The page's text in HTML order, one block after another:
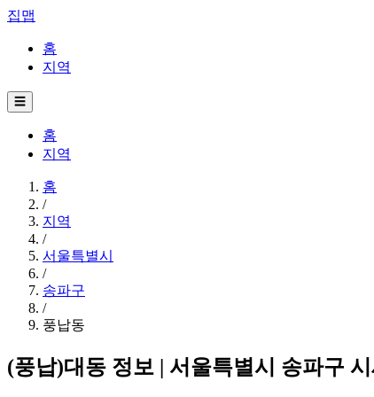
집맵
홈
지역
☰
홈
지역
홈
/
지역
/
서울특별시
/
송파구
/
풍납동
(풍납)대동 정보 | 서울특별시 송파구 시